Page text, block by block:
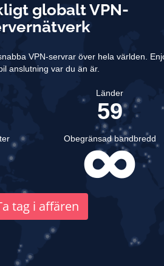
globalt VPN-
VPN-servrar över hela världen.
anslutning var du än är.
Länder
59
Obegränsad bandbredd
tag i affären